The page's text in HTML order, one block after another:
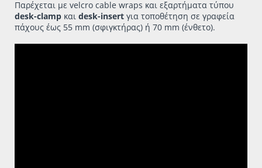
Παρέχεται με velcro cable wraps και εξαρτήματα τύπου
desk-clamp και desk-insert για τοποθέτηση σε γραφεία
πάχους έως 55 mm (σφιγκτήρας) ή 70 mm (ένθετο).